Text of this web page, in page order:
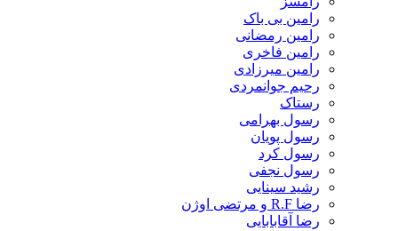
رامین بی باک
رامین رمضانی
رامین فاخری
رامین میرزادی
رحیم جوانمردی
رستاک
رسول بهرامی
رسول پویان
رسول کرد
رسول نجفی
رشید سینایی
رضا R.F و مرتضی اوژن
رضا آقابابایی